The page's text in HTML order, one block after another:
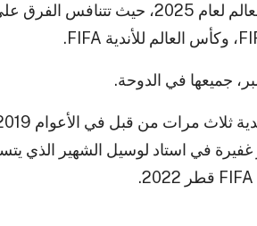
هذه البطولة السنوية ستحدد هوية أفضل نادٍ في العالم لعام